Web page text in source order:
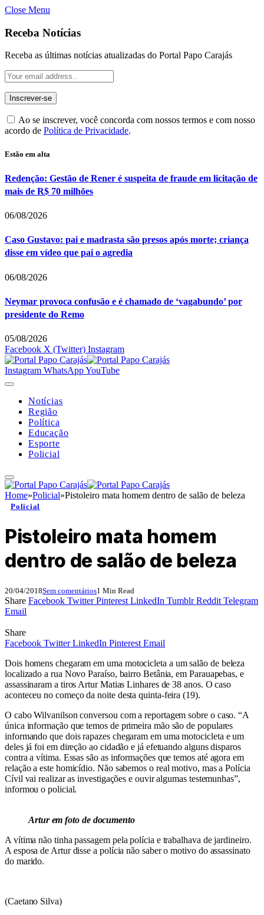
Close Menu
Receba Notícias
Receba as últimas notícias atualizadas do Portal Papo Carajás
Ao se inscrever, você concorda com nossos termos e com nosso
acordo de Política de Privacidade.
Estão em alta
Redenção: Gestão de Rener é suspeita de fraude em licitação de
mais de R$ 70 milhões
06/08/2026
Caso Gustavo: pai e madrasta são presos após morte; criança
disse em vídeo que pai o agredia
06/08/2026
Neymar provoca confusão e é chamado de ‘vagabundo’ por
presidente do Remo
05/08/2026
Facebook X (Twitter) Instagram
Instagram WhatsAppYouTube
Notícias
Região
Política
Educação
Esporte
Policial
Home»Policial»Pistoleiro mata homem dentro de salão de beleza
Policial
Pistoleiro mata homem
dentro de salão de beleza
20/04/2018Sem comentários1 Min Read
Share Facebook Twitter Pinterest LinkedIn Tumblr Reddit Telegram
Email
Share
Facebook Twitter LinkedIn Pinterest Email
Dois homens chegaram em uma motocicleta a um salão de beleza
localizado a rua Novo Paraíso, bairro Betânia, em Parauapebas, e
assassinaram a tiros Artur Matias Linhares de 38 anos. O caso
aconteceu no começo da noite desta quinta-feira (19).
O cabo Wilvanilson conversou com a reportagem sobre o caso. “A
única informação que temos de primeira mão são de populares
informando que dois rapazes chegaram em uma motocicleta e um
deles já foi em direção ao cidadão e já efetuando alguns disparos
contra a vítima. Essas são as informações que temos até agora em
relação a este homicídio. Não sabemos o real motivo, mas a Polícia
Cívil vai realizar as investigações e ouvir algumas testemunhas”,
informou o policial.
Artur em foto de documento
A vítima não tinha passagem pela polícia e trabalhava de jardineiro.
A esposa de Artur disse a polícia não saber o motivo do assassinato
do marido.
(Caetano Silva)